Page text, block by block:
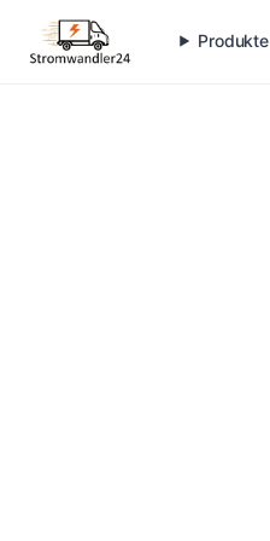
Produkte